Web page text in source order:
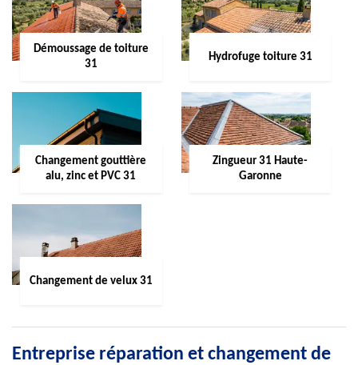
Démoussage de toiture
31
Hydrofuge toiture 31
Changement gouttière
alu, zinc et PVC 31
Zingueur 31 Haute-
Garonne
Changement de velux 31
Entreprise réparation et changement de